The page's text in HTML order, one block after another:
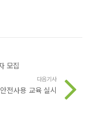
모집
다음기사
전사용 교육 실시